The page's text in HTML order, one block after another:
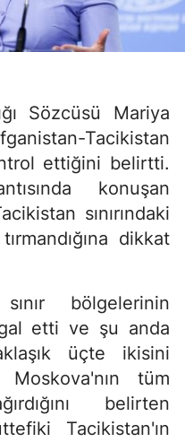
Sözcüsü Mariya
Tacikistan
ettiğini belirtti.
konuşan
sınırındaki
dikkat
bölgelerinin
etti ve şu anda
üçte ikisini
tüm
belirten
Tacikistan'ın